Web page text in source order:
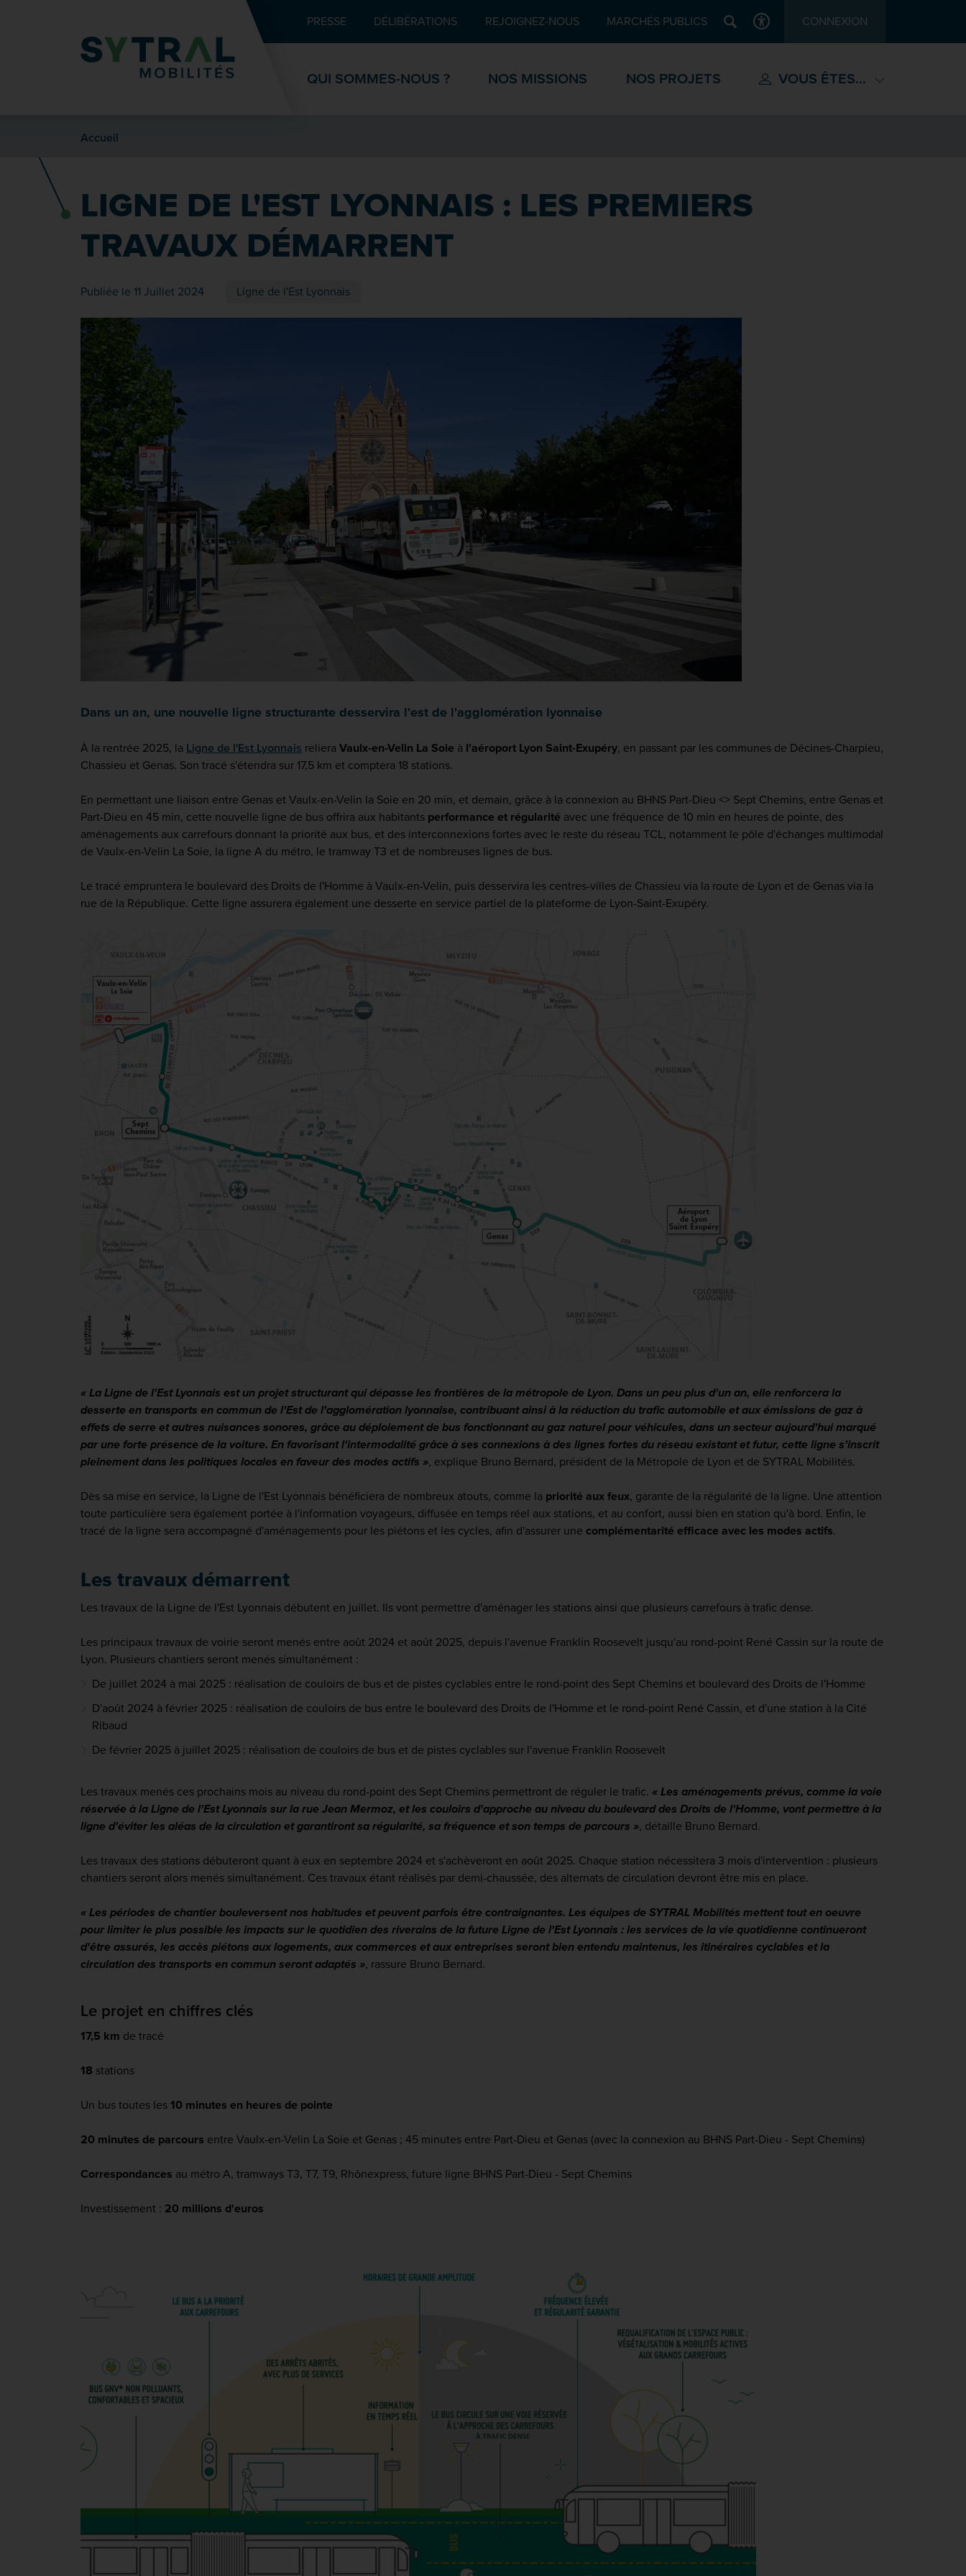
Recherche Pied de page
PRESSE DÉLIBÉRATIONS REJOIGNEZ-NOUS MARCHÉS PUBLICS Recherche
ACCESSIBILITÉCONNEXION
QUI SOMMES-NOUS ? NOS MISSIONS NOS PROJETS VOUS ÊTES...
Accueil
LIGNE DE L'EST LYONNAIS : LES PREMIERS
TRAVAUX DÉMARRENT
Publiée le 11 Juillet 2024 Ligne de l'Est Lyonnais
Dans un an, une nouvelle ligne structurante desservira l'est de l'agglomération lyonnaise
À la rentrée 2025, la Ligne de l'Est Lyonnais reliera Vaulx-en-Velin La Soie à l'aéroport Lyon Saint-Exupéry, en passant par les communes de Décines-Charpieu,
Chassieu et Genas. Son tracé s'étendra sur 17,5 km et comptera 18 stations.
En permettant une liaison entre Genas et Vaulx-en-Velin la Soie en 20 min, et demain, grâce à la connexion au BHNS Part-Dieu <> Sept Chemins, entre Genas et
Part-Dieu en 45 min, cette nouvelle ligne de bus offrira aux habitants performance et régularité avec une fréquence de 10 min en heures de pointe, des
aménagements aux carrefours donnant la priorité aux bus, et des interconnexions fortes avec le reste du réseau TCL, notamment le pôle d'échanges multimodal
de Vaulx-en-Velin La Soie, la ligne A du métro, le tramway T3 et de nombreuses lignes de bus.
Le tracé empruntera le boulevard des Droits de l'Homme à Vaulx-en-Velin, puis desservira les centres-villes de Chassieu via la route de Lyon et de Genas via la
rue de la République. Cette ligne assurera également une desserte en service partiel de la plateforme de Lyon-Saint-Exupéry.
« La Ligne de l'Est Lyonnais est un projet structurant qui dépasse les frontières de la métropole de Lyon. Dans un peu plus d'un an, elle renforcera la
desserte en transports en commun de l'Est de l'agglomération lyonnaise, contribuant ainsi à la réduction du trafic automobile et aux émissions de gaz à
effets de serre et autres nuisances sonores, grâce au déploiement de bus fonctionnant au gaz naturel pour véhicules, dans un secteur aujourd'hui marqué
par une forte présence de la voiture. En favorisant l'intermodalité grâce à ses connexions à des lignes fortes du réseau existant et futur, cette ligne s'inscrit
pleinement dans les politiques locales en faveur des modes actifs », explique Bruno Bernard, président de la Métropole de Lyon et de SYTRAL Mobilités.
Dès sa mise en service, la Ligne de l'Est Lyonnais bénéficiera de nombreux atouts, comme la priorité aux feux, garante de la régularité de la ligne. Une attention
toute particulière sera également portée à l'information voyageurs, diffusée en temps réel aux stations, et au confort, aussi bien en station qu'à bord. Enfin, le
tracé de la ligne sera accompagné d'aménagements pour les piétons et les cycles, afin d'assurer une complémentarité efficace avec les modes actifs.
Les travaux démarrent
Les travaux de la Ligne de l'Est Lyonnais débutent en juillet. Ils vont permettre d'aménager les stations ainsi que plusieurs carrefours à trafic dense.
Les principaux travaux de voirie seront menés entre août 2024 et août 2025, depuis l'avenue Franklin Roosevelt jusqu'au rond-point René Cassin sur la route de
Lyon. Plusieurs chantiers seront menés simultanément :
De juillet 2024 à mai 2025 : réalisation de couloirs de bus et de pistes cyclables entre le rond-point des Sept Chemins et boulevard des Droits de l'Homme
D'août 2024 à février 2025 : réalisation de couloirs de bus entre le boulevard des Droits de l'Homme et le rond-point René Cassin, et d'une station à la Cité
Ribaud
De février 2025 à juillet 2025 : réalisation de couloirs de bus et de pistes cyclables sur l'avenue Franklin Roosevelt
Les travaux menés ces prochains mois au niveau du rond-point des Sept Chemins permettront de réguler le trafic. « Les aménagements prévus, comme la voie
réservée à la Ligne de l'Est Lyonnais sur la rue Jean Mermoz, et les couloirs d'approche au niveau du boulevard des Droits de l'Homme, vont permettre à la
ligne d'éviter les aléas de la circulation et garantiront sa régularité, sa fréquence et son temps de parcours », détaille Bruno Bernard.
Les travaux des stations débuteront quant à eux en septembre 2024 et s'achèveront en août 2025. Chaque station nécessitera 3 mois d'intervention : plusieurs
chantiers seront alors menés simultanément. Ces travaux étant réalisés par demi-chaussée, des alternats de circulation devront être mis en place.
« Les périodes de chantier bouleversent nos habitudes et peuvent parfois être contraignantes. Les équipes de SYTRAL Mobilités mettent tout en oeuvre
pour limiter le plus possible les impacts sur le quotidien des riverains de la future Ligne de l'Est Lyonnais : les services de la vie quotidienne continueront
d'être assurés, les accès piétons aux logements, aux commerces et aux entreprises seront bien entendu maintenus, les itinéraires cyclables et la
circulation des transports en commun seront adaptés », rassure Bruno Bernard.
Le projet en chiffres clés
17,5 km de tracé
18 stations
Un bus toutes les 10 minutes en heures de pointe
20 minutes de parcours entre Vaulx-en-Velin La Soie et Genas ; 45 minutes entre Part-Dieu et Genas (avec la connexion au BHNS Part-Dieu - Sept Chemins)
Correspondances au métro A, tramways T3, T7, T9, Rhônexpress, future ligne BHNS Part-Dieu - Sept Chemins
Investissement : 20 millions d'euros